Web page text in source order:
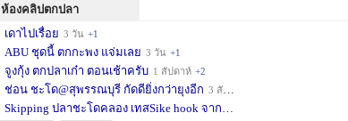
ห้องคลิปตกปลา
เดาไปเรื่อย 3 วัน +1
ABU ชุดนี้ ตกกะพง แจ่มเลย 3 วัน +1
จูงกุ้ง ตกปลาเก๋า ตอนเช้าครับ 1 สัปดาห์ +2
ช่อน ชะโด@สุพรรณบุรี กัดดียิ่งกว่ายุงอีก 3 สัปดาห์
Skipping ปลาชะโดคลอง เทสSike hook จากLF